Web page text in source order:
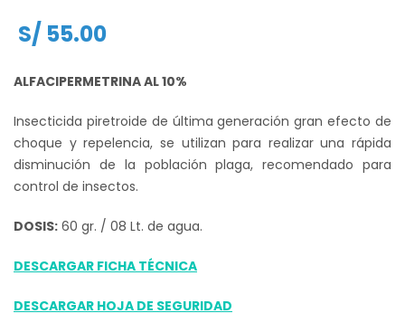
S/ 55.00
ALFACIPERMETRINA AL 10%
Insecticida piretroide de última generación gran efecto de
choque y repelencia, se utilizan para realizar una rápida
disminución de la población plaga, recomendado para
control de insectos.
DOSIS: 60 gr. / 08 Lt. de agua.
DESCARGAR FICHA TÉCNICA
DESCARGAR HOJA DE SEGURIDAD